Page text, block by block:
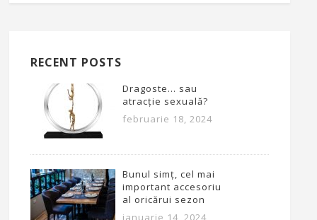
RECENT POSTS
Dragoste… sau
atracție sexuală?
februarie 18, 2024
Bunul simț, cel mai
important accesoriu
al oricărui sezon
ianuarie 14, 2024